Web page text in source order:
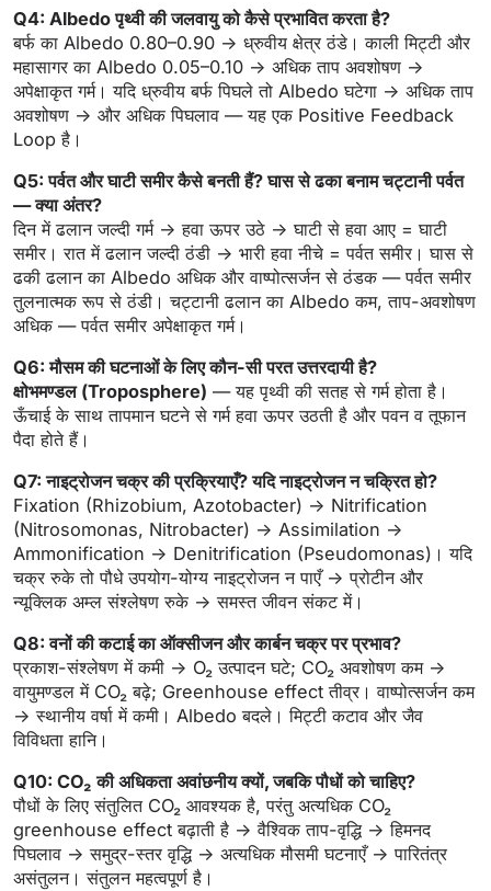
Q4: Albedo पृथ्वी की जलवायु को कैसे प्रभावित करता है?
बर्फ का Albedo 0.80–0.90 → ध्रुवीय क्षेत्र ठंडे। काली मिट्टी और
महासागर का Albedo 0.05–0.10 → अधिक ताप अवशोषण →
अपेक्षाकृत गर्म। यदि ध्रुवीय बर्फ पिघले तो Albedo घटेगा → अधिक ताप
अवशोषण → और अधिक पिघलाव — यह एक Positive Feedback
Loop है।
Q5: पर्वत और घाटी समीर कैसे बनती हैं? घास से ढका बनाम चट्टानी पर्वत
— क्या अंतर?
दिन में ढलान जल्दी गर्म → हवा ऊपर उठे → घाटी से हवा आए = घाटी
समीर। रात में ढलान जल्दी ठंडी → भारी हवा नीचे = पर्वत समीर। घास से
ढकी ढलान का Albedo अधिक और वाष्पोत्सर्जन से ठंडक — पर्वत समीर
तुलनात्मक रूप से ठंडी। चट्टानी ढलान का Albedo कम, ताप-अवशोषण
अधिक — पर्वत समीर अपेक्षाकृत गर्म।
Q6: मौसम की घटनाओं के लिए कौन-सी परत उत्तरदायी है?
क्षोभमण्डल (Troposphere) — यह पृथ्वी की सतह से गर्म होता है।
ऊँचाई के साथ तापमान घटने से गर्म हवा ऊपर उठती है और पवन व तूफान
पैदा होते हैं।
Q7: नाइट्रोजन चक्र की प्रक्रियाएँ? यदि नाइट्रोजन न चक्रित हो?
Fixation (Rhizobium, Azotobacter) → Nitrification
(Nitrosomonas, Nitrobacter) → Assimilation →
Ammonification → Denitrification (Pseudomonas)। यदि
चक्र रुके तो पौधे उपयोग-योग्य नाइट्रोजन न पाएँ → प्रोटीन और
न्यूक्लिक अम्ल संश्लेषण रुके → समस्त जीवन संकट में।
Q8: वनों की कटाई का ऑक्सीजन और कार्बन चक्र पर प्रभाव?
प्रकाश-संश्लेषण में कमी → O₂ उत्पादन घटे; CO₂ अवशोषण कम →
वायुमण्डल में CO₂ बढ़े; Greenhouse effect तीव्र। वाष्पोत्सर्जन कम
→ स्थानीय वर्षा में कमी। Albedo बदले। मिट्टी कटाव और जैव
विविधता हानि।
Q10: CO₂ की अधिकता अवांछनीय क्यों, जबकि पौधों को चाहिए?
पौधों के लिए संतुलित CO₂ आवश्यक है, परंतु अत्यधिक CO₂
greenhouse effect बढ़ाती है → वैश्विक ताप-वृद्धि → हिमनद
पिघलाव → समुद्र-स्तर वृद्धि → अत्यधिक मौसमी घटनाएँ → पारितंत्र
असंतुलन। संतुलन महत्वपूर्ण है।